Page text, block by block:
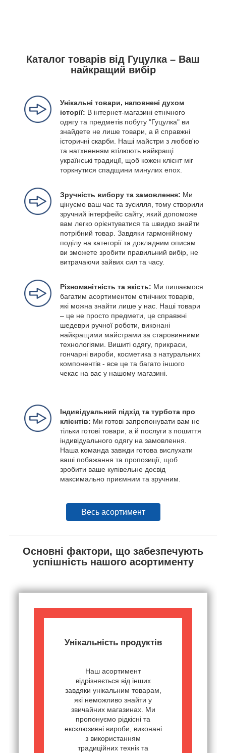
Каталог товарів від Гуцулка – Ваш
найкращий вибір
Унікальні товари, наповнені духом
історії: В інтернет-магазині етнічного
одягу та предметів побуту "Гуцулка" ви
знайдете не лише товари, а й справжні
історичні скарби. Наші майстри з любов'ю
та натхненням втілюють найкращі
українські традиції, щоб кожен клієнт міг
торкнутися спадщини минулих епох.
Зручність вибору та замовлення: Ми
цінуємо ваш час та зусилля, тому створили
зручний інтерфейс сайту, який допоможе
вам легко орієнтуватися та швидко знайти
потрібний товар. Завдяки гармонійному
поділу на категорії та докладним описам
ви зможете зробити правильний вибір, не
витрачаючи зайвих сил та часу.
Різноманітність та якість: Ми пишаємося
багатим асортиментом етнічних товарів,
які можна знайти лише у нас. Наші товари
– це не просто предмети, це справжні
шедеври ручної роботи, виконані
найкращими майстрами за старовинними
технологіями. Вишиті одягу, прикраси,
гончарні вироби, косметика з натуральних
компонентів - все це та багато іншого
чекає на вас у нашому магазині.
Індивідуальний підхід та турбота про
клієнтів: Ми готові запропонувати вам не
тільки готові товари, а й послуги з пошиття
індивідуального одягу на замовлення.
Наша команда завжди готова вислухати
ваші побажання та пропозиції, щоб
зробити ваше купівельне досвід
максимально приємним та зручним.
Весь асортимент
Основні фактори, що забезпечують
успішність нашого асортименту
Унікальність продуктів
Наш асортимент
відрізняється від інших
завдяки унікальним товарам,
які неможливо знайти у
звичайних магазинах. Ми
пропонуємо рідкісні та
ексклюзивні вироби, виконані
з використанням
традиційних технік та